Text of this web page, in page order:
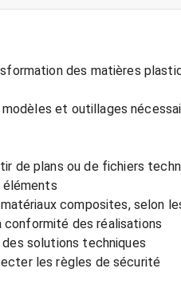
des matières
et outillages
de plans ou de fichiers
éléments
composites, selon
des réalisations
solutions techniques
les règles de sécurité